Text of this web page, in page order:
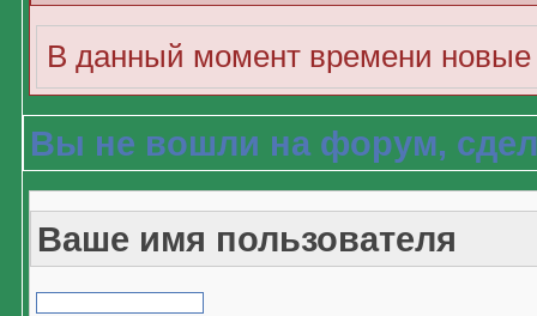
В данный момент времени новые
Вы не вошли на форум,
Ваше имя пользователя